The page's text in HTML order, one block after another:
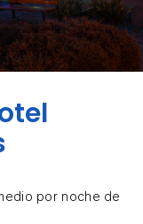
por noche de